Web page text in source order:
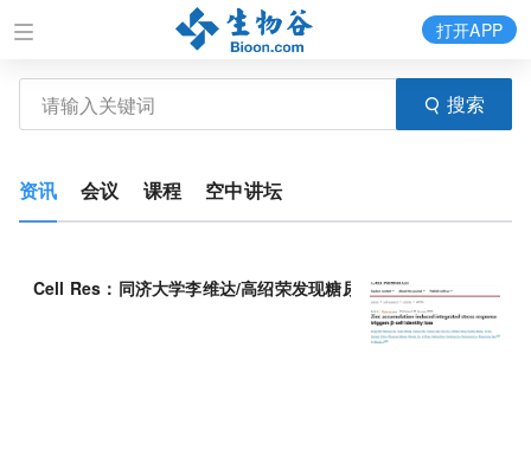
搜索
打开APP
资讯 会议 课程 空中讲坛
Cell Res：同济大学李维达/高绍荣发现糖尿病β细胞“身份丢失”罪